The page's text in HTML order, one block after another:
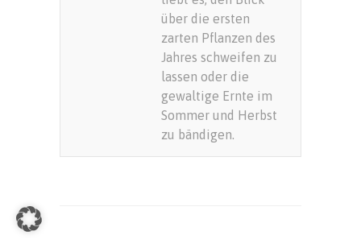
über die ersten
zarten Pflanzen des
Jahres schweifen zu
lassen oder die
gewaltige Ernte im
Sommer und Herbst
zu bändigen.